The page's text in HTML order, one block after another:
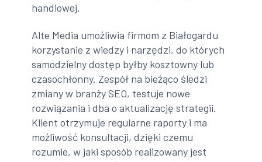
handlowej.
Alte Media umożliwia firmom z Białogardu
korzystanie z wiedzy i narzędzi, do których
samodzielny dostęp byłby kosztowny lub
czasochłonny. Zespół na bieżąco śledzi
zmiany w branży SEO, testuje nowe
rozwiązania i dba o aktualizację strategii.
Klient otrzymuje regularne raporty i ma
możliwość konsultacji, dzięki czemu
rozumie, w jaki sposób realizowany jest